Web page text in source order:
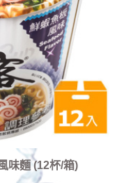
味麵 (12杯/箱)